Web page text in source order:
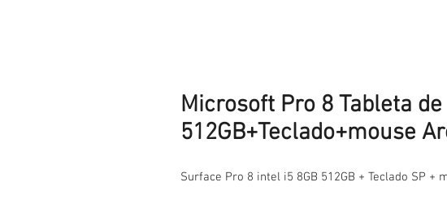
Microsoft Pro 8 Tableta
512GB+Teclado+mouse
Surface Pro 8 intel i5 8GB 512GB + Teclado SP +